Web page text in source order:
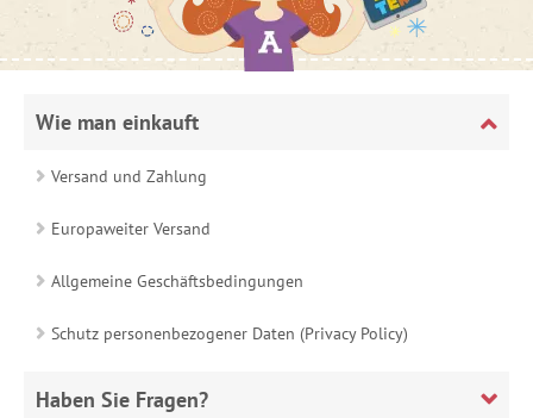
Wie man einkauft
Versand und Zahlung
Europaweiter Versand
Allgemeine Geschäftsbedingungen
Schutz personenbezogener Daten (Privacy Policy)
Haben Sie Fragen?